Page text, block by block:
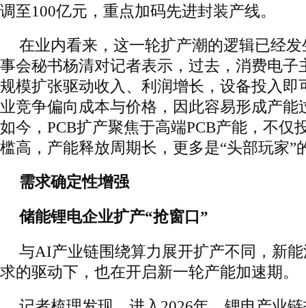
调至100亿元，重点加码先进封装产线。
在业内看来，这一轮扩产潮的逻辑已经
事会秘书杨清对记者表示，过去，消费电子
规模扩张驱动收入、利润增长，设备投入即
业竞争偏向成本与价格，因此容易形成产能
如今，PCB扩产聚焦于高端PCB产能，不仅
槛高，产能释放周期长，更多是“头部玩家”
需求确定性增强
储能锂电企业扩产“抢窗口”
与AI产业链围绕算力展开扩产不同，新
求的驱动下，也在开启新一轮产能加速期。